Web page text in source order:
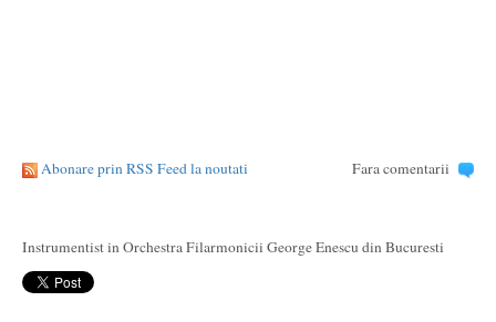
Abonare prin RSS Feed la noutati Fara comentarii
Instrumentist in Orchestra Filarmonicii George Enescu din Bucuresti